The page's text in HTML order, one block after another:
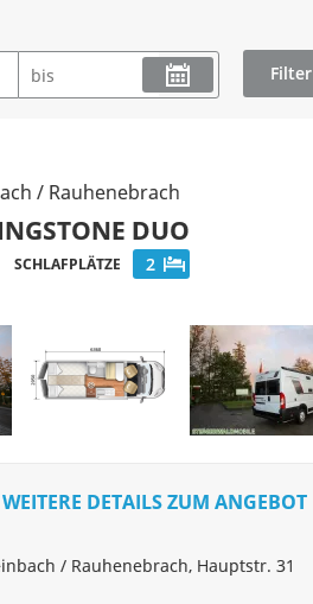
Filter
/ Rauhenebrach
DUO
SCHLAFPLÄTZE 2
WEITERE DETAILS ZUM ANGEBOT
/ Rauhenebrach, Hauptstr. 31